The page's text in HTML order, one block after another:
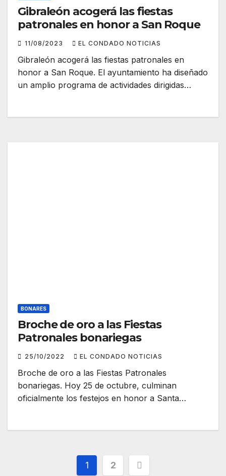
Gibraleón acogerá las fiestas
patronales en honor a San Roque
11/08/2023 EL CONDADO NOTICIAS
Gibraleón acogerá las fiestas patronales en
honor a San Roque. El ayuntamiento ha diseñado
un amplio programa de actividades dirigidas…
BONARES
Broche de oro a las Fiestas
Patronales bonariegas
25/10/2022 EL CONDADO NOTICIAS
Broche de oro a las Fiestas Patronales
bonariegas. Hoy 25 de octubre, culminan
oficialmente los festejos en honor a Santa…
Paginación
1 2